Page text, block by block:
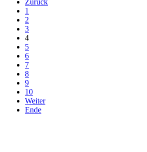
Zurück
1
2
3
4
5
6
7
8
9
10
Weiter
Ende